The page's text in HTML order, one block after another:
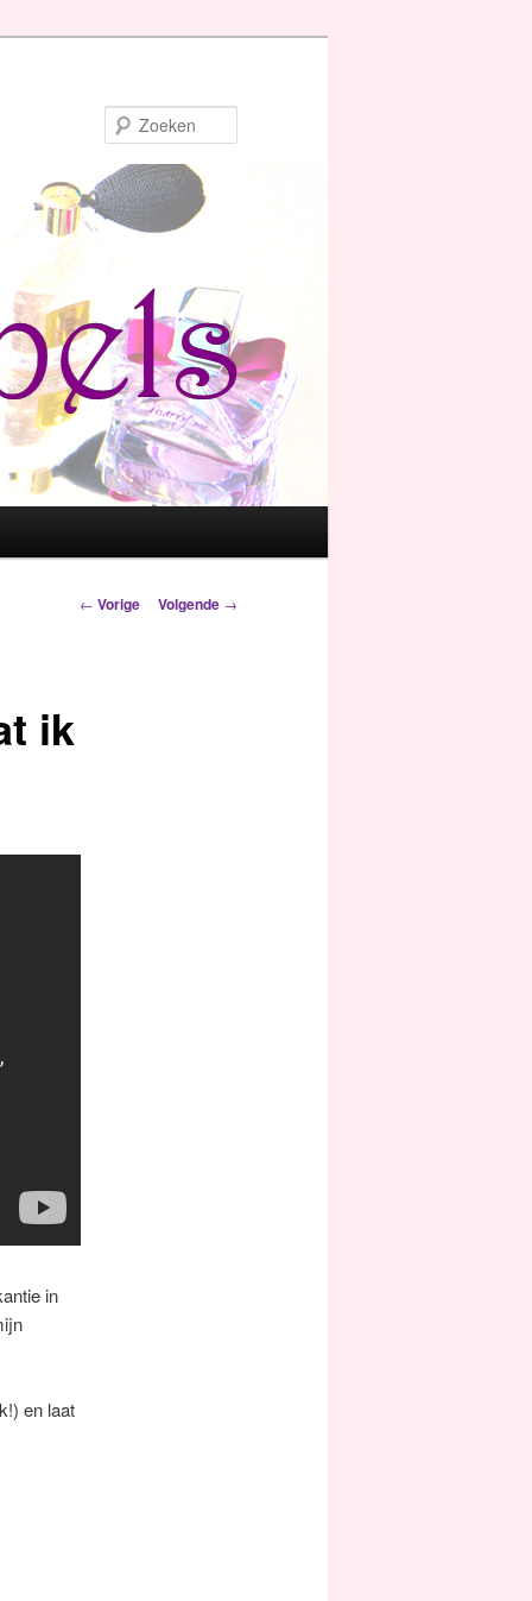
Berichtnavigatie
← Vorige Volgende →
ik
in
en laat